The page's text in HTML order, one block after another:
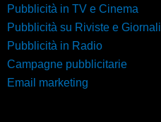
Pubblicità in TV e Cinema
Pubblicità su Riviste e Giornali
Pubblicità in Radio
Campagne pubblicitarie
Email marketing